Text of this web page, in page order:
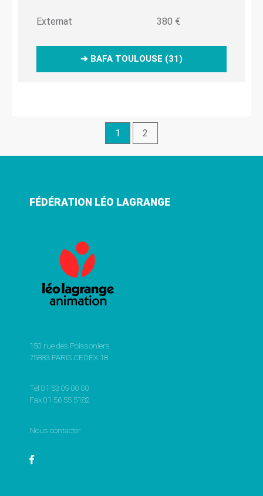
Externat 380 €
➔ BAFA TOULOUSE (31)
1 2
FÉDÉRATION LÉO LAGRANGE
150 rue des Poissoniers
75883 PARIS CEDEX 18
Tél 01 53 09 00 00
Fax 01 56 55 5182
Nous contacter